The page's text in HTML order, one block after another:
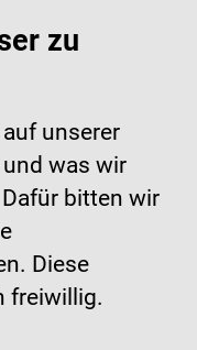
zu
unserer
was wir
bitten wir
Diese
freiwillig.